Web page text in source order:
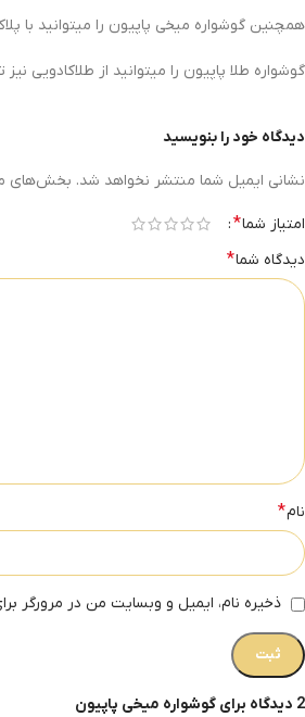
همچنین گوشواره میخی پاپیون را میتوانید با
گوشواره طلا پاپیون را میتوانید از طلاکادویی
2 دیدگاه برای گوشواره میخی پاپیون
دیدگاه خود را بنویسید
نشانی ایمیل شما منتشر نخواهد شد. بخش‌های
امتیاز شما*
دیدگاه شما*
نام*
ذخیره نام، ایمیل و وبسایت من در مرورگر